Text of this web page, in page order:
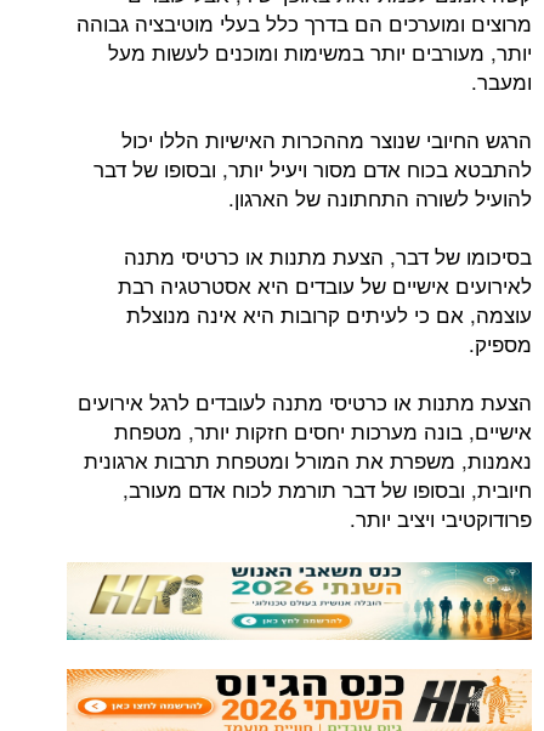
מרוצים ומוערכים הם בדרך כלל בעלי מוטיבציה גבוהה
יותר, מעורבים יותר במשימות ומוכנים לעשות מעל
ומעבר.
הרגש החיובי שנוצר מההכרות האישיות הללו יכול
להתבטא בכוח אדם מסור ויעיל יותר, ובסופו של דבר
להועיל לשורה התחתונה של הארגון.
בסיכומו של דבר, הצעת מתנות או כרטיסי מתנה
לאירועים אישיים של עובדים היא אסטרטגיה רבת
עוצמה, אם כי לעיתים קרובות היא אינה מנוצלת
מספיק.
הצעת מתנות או כרטיסי מתנה לעובדים לרגל אירועים
אישיים, בונה מערכות יחסים חזקות יותר, מטפחת
נאמנות, משפרת את המורל ומטפחת תרבות ארגונית
חיובית, ובסופו של דבר תורמת לכוח אדם מעורב,
פרודוקטיבי ויציב יותר.